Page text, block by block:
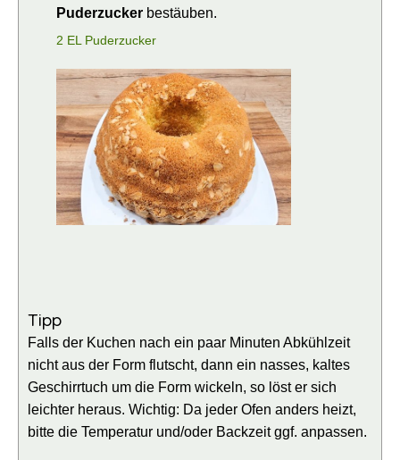
Puderzucker bestäuben.
2 EL Puderzucker
Tipp
Falls der Kuchen nach ein paar Minuten Abkühlzeit
nicht aus der Form flutscht, dann ein nasses, kaltes
Geschirrtuch um die Form wickeln, so löst er sich
leichter heraus. Wichtig: Da jeder Ofen anders heizt,
bitte die Temperatur und/oder Backzeit ggf. anpassen.